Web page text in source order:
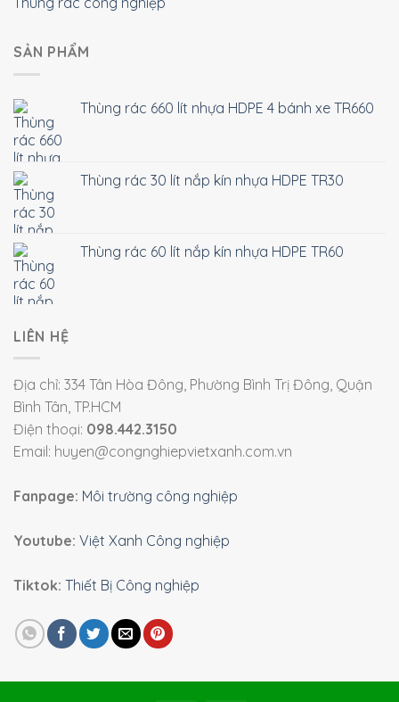
SẢN PHẨM
Thùng rác 660 lít nhựa HDPE 4 bánh xe TR660
Thùng rác 30 lít nắp kín nhựa HDPE TR30
Thùng rác 60 lít nắp kín nhựa HDPE TR60
LIÊN HỆ
Địa chỉ: 334 Tân Hòa Đông, Phường Bình Trị Đông, Quận
Bình Tân, TP.HCM
Điện thoại: 098.442.3150
Email: huyen@congnghiepvietxanh.com.vn
Fanpage: Môi trường công nghiệp
Youtube: Việt Xanh Công nghiệp
Tiktok: Thiết Bị Công nghiệp